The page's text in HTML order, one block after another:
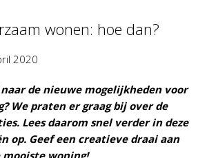
wonen: hoe dan?
2020
de nieuwe mogelijkheden voor
We praten er graag bij over de
Lees daarom snel verder in deze
op. Geef een creatieve draai aan